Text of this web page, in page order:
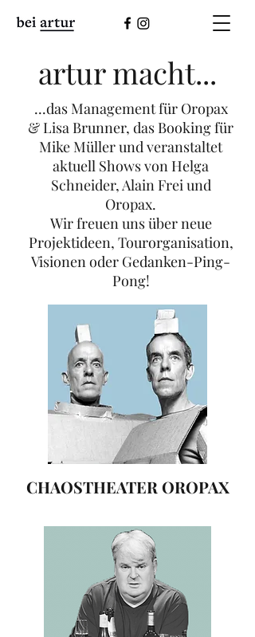
artur macht...
...das Management für Oropax
& Lisa Brunner, das Booking für
Mike Müller und veranstaltet
aktuell Shows von Helga
Schneider, Alain Frei und
Oropax.
Wir freuen uns über neue
Projektideen, Tourorganisation,
Visionen oder Gedanken-Ping-
Pong!
CHAOSTHEATER OROPAX